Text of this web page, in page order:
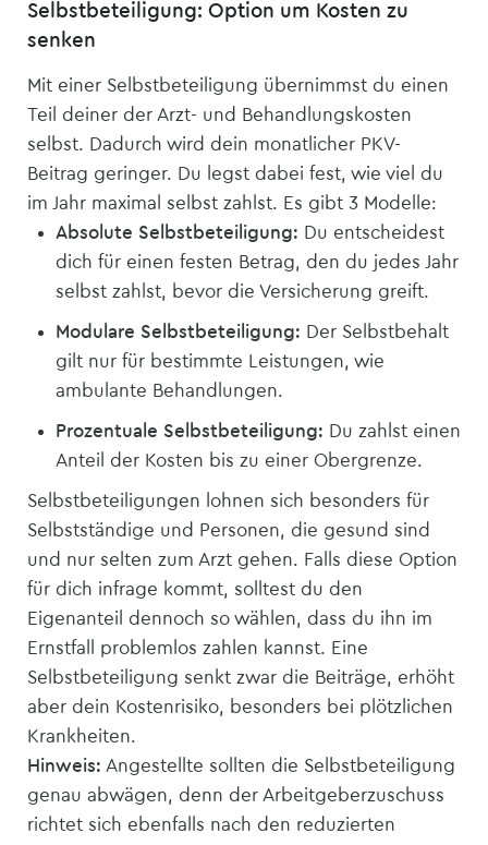
Selbstbeteiligung: Option um Kosten zu
senken
Mit einer Selbstbeteiligung übernimmst du einen
Teil deiner der Arzt- und Behandlungskosten
selbst. Dadurch wird dein monatlicher PKV-
Beitrag geringer. Du legst dabei fest, wie viel du
im Jahr maximal selbst zahlst. Es gibt 3 Modelle:
Absolute Selbstbeteiligung: Du entscheidest
dich für einen festen Betrag, den du jedes Jahr
selbst zahlst, bevor die Versicherung greift.
Modulare Selbstbeteiligung: Der Selbstbehalt
gilt nur für bestimmte Leistungen, wie
ambulante Behandlungen.
Prozentuale Selbstbeteiligung: Du zahlst einen
Anteil der Kosten bis zu einer Obergrenze.
Selbstbeteiligungen lohnen sich besonders für
Selbstständige und Personen, die gesund sind
und nur selten zum Arzt gehen. Falls diese Option
für dich infrage kommt, solltest du den
Eigenanteil dennoch so wählen, dass du ihn im
Ernstfall problemlos zahlen kannst. Eine
Selbstbeteiligung senkt zwar die Beiträge, erhöht
aber dein Kostenrisiko, besonders bei plötzlichen
Krankheiten.
Hinweis: Angestellte sollten die Selbstbeteiligung
genau abwägen, denn der Arbeitgeberzuschuss
richtet sich ebenfalls nach den reduzierten